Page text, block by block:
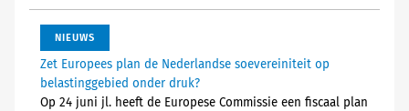
NIEUWS
Zet Europees plan de Nederlandse soevereiniteit op
belastinggebied onder druk?
Op 24 juni jl. heeft de Europese Commissie een fiscaal plan